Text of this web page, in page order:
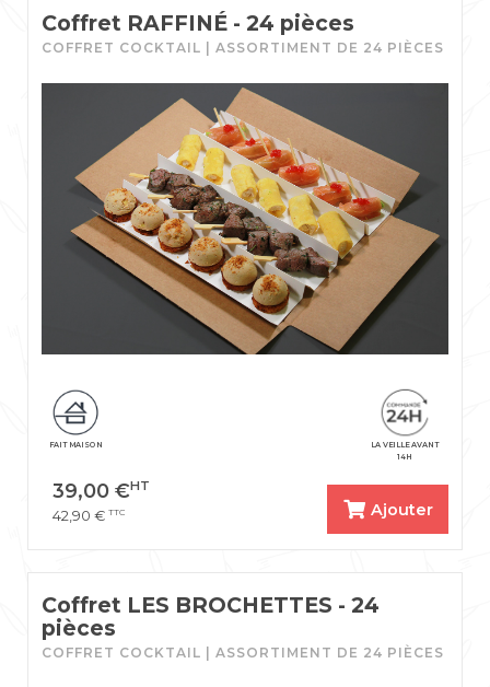
Coffret RAFFINÉ - 24 pièces
COFFRET COCKTAIL | ASSORTIMENT DE 24 PIÈCES
LA VEILLE AVANT
14H
FAIT MAISON
39,00 €HT
42,90 € TTC Ajouter
Coffret LES BROCHETTES - 24
pièces
COFFRET COCKTAIL | ASSORTIMENT DE 24 PIÈCES